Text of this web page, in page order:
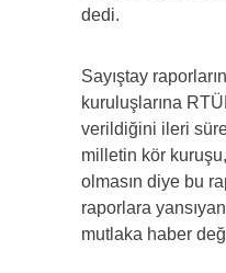
dedi.
Sayıştay
kuruluşlarına
verildiğini ileri
milletin kör
olmasın diye bu
raporlara
mutlaka haber